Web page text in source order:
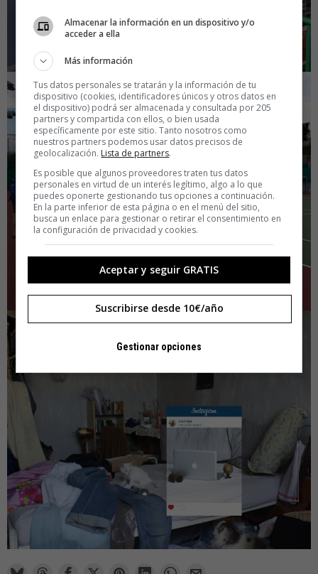
Almacenar la información en un dispositivo y/o
acceder a ella
Más información
Tus datos personales se tratarán y la información de tu
dispositivo (cookies, identificadores únicos y otros datos en
el dispositivo) podrá ser almacenada y consultada por 205
partners y compartida con ellos, o bien usada
específicamente por este sitio. Tanto nosotros como
nuestros partners podemos usar datos precisos de
geolocalización. Lista de partners.
Es posible que algunos proveedores traten tus datos
personales en virtud de un interés legítimo, algo a lo que
puedes oponerte gestionando tus opciones a continuación.
En la parte inferior de esta página o en el menú del sitio,
busca un enlace para gestionar o retirar el consentimiento en
la configuración de privacidad y cookies.
Aceptar y seguir GRATIS
Suscribirse desde 10€/año
Gestionar opciones